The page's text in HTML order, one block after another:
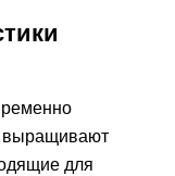
выращивают
для